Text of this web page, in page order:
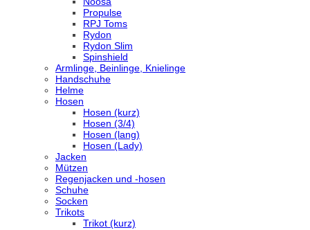
Propulse
RPJ Toms
Rydon
Rydon Slim
Spinshield
Armlinge, Beinlinge, Knielinge
Handschuhe
Helme
Hosen
Hosen (kurz)
Hosen (3/4)
Hosen (lang)
Hosen (Lady)
Jacken
Mützen
Regenjacken und -hosen
Schuhe
Socken
Trikots
Trikot (kurz)